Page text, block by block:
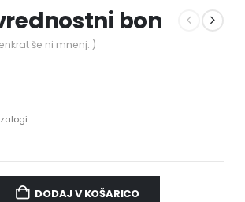
bon
še ni mnenj. )
DODAJ V KOŠARICO